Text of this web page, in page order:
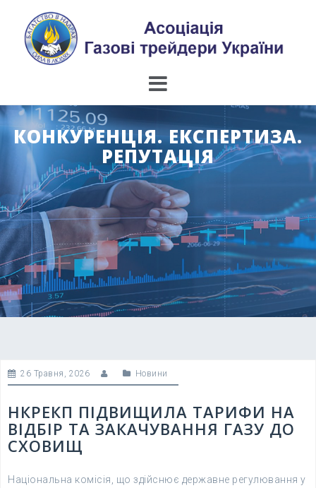
content
КОНКУРЕНЦІЯ. ЕКСПЕРТИЗА.
РЕПУТАЦІЯ
26 Травня, 2026 Новини
НКРЕКП ПІДВИЩИЛА ТАРИФИ НА
ВІДБІР ТА ЗАКАЧУВАННЯ ГАЗУ ДО
СХОВИЩ
Національна комісія, що здійснює державне регулювання у